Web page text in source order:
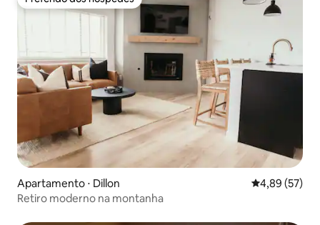
Preferido dos hóspedes
Apartamento ⋅ Dillon 4,89 de uma
4,89 (57)
Retiro moderno na montanha